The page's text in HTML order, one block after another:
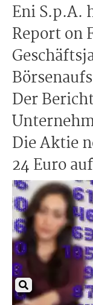
Eni S.p.A.
Report on
Der
Die Aktie
24 Euro